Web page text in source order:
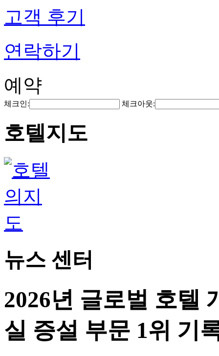
고객 후기
연락하기
예약
체크인: 체크아웃:
호텔지도
뉴스 센터
2026년 글로벌 호텔
실 증설 부문 1위 기